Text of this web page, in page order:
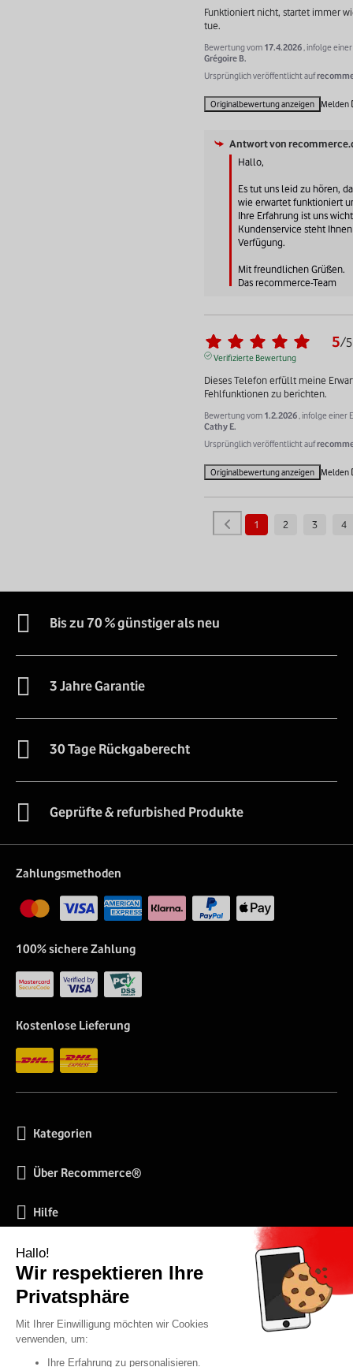
Funktioniert nicht, startet immer
tue.
Bewertung vom 17.4.2026 , infolge
Grégoire B.
Ursprünglich veröffentlicht auf
Originalbewertung anzeigen Melden
Antwort von
Hallo,
Es tut uns leid zu hören,
wie erwartet funktioniert
Ihre Erfahrung ist uns
Kundenservice steht
Verfügung.
Mit freundlichen Grüßen.
Das recommerce-Team
5/5
Verifizierte Bewertung
Dieses Telefon erfüllt meine
Fehlfunktionen zu berichten.
Bewertung vom 1.2.2026 , infolge einer
Cathy E.
Ursprünglich veröffentlicht auf
Originalbewertung anzeigen Melden
1 2 3 4
Bis zu 70 % günstiger als neu
3 Jahre Garantie
30 Tage Rückgaberecht
Geprüfte & refurbished Produkte
Zahlungsmethoden
100% sichere Zahlung
Kostenlose Lieferung
Kategorien
Über Recommerce®
Hilfe
Soziale Netzwerke